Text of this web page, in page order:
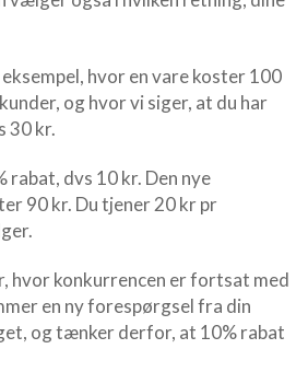
hvor en vare koster 100
og hvor vi siger, at du har
30 kr.
rabat, dvs 10 kr. Den nye
90 kr. Du tjener 20 kr pr
hvor konkurrencen er fortsat med
en ny forespørgsel fra din
og tænker derfor, at 10% rabat